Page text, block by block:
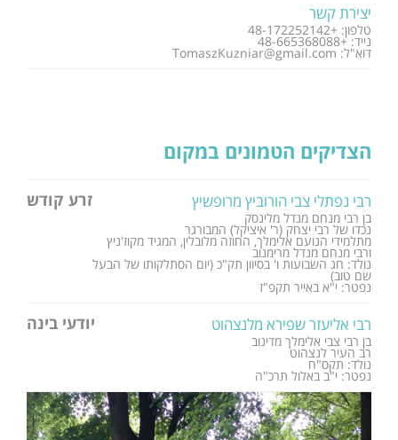
יצירת קשר
טלפון: +48-172252142
נייד: +48-665368088
דוא"ל: TomaszKuzniar@gmail.com
הצדיקים הטמונים במקום
רבי נפתלי צבי הורוביץ מרופשיץ
בן רבי מנחם מנדל מלינסק
נכדו של רבי יצחק (ר' איציקל) המבורגר
מתלמידי הנועם אלימלך, החוזה מלובלין, המגיד מקוז'ניץ
ורבי מנחם מנדל מרימנוב
נולד: חג השבועות ו' בסיוון תק"כ (יום הסתלקותו של הבעל
שם טוב)
נפטר: י"א באייר תקפ"ז
זרע קודש
רבי אליעזר שפירא מלנצהוט
בן רבי צבי אלימלך מדינוב
רב העיר לנצהוט
נולד: תקס"ח
נפטר: י"ב באלול תרכ"ה
יודעי בינה